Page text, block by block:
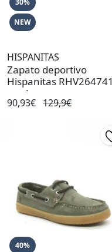
30%
NEW
HISPANITAS
Zapato deportivo
Hispanitas RHV264741
verde
90,93€ 129,9€
40%